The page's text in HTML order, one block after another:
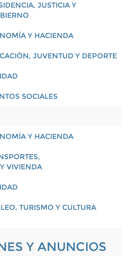
JUSTICIA Y
Y HACIENDA
JUVENTUD Y DEPORTE
SOCIALES
Y HACIENDA
VIVIENDA
TURISMO Y CULTURA
Y ANUNCIOS